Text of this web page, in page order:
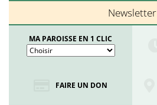
Newsletter
MA PAROISSE EN 1 CLIC
FAIRE UN DON